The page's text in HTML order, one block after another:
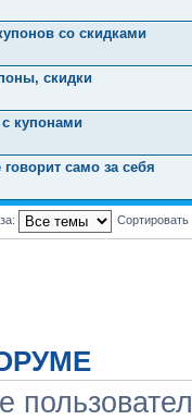
со скидками
скидки
купонами
само за себя